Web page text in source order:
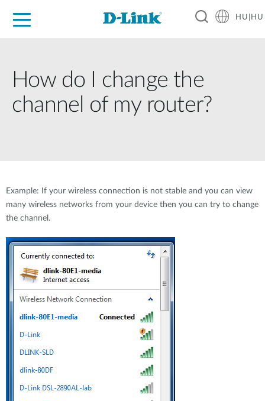
HU|HU
How do I change the
channel of my router?
Example: If your wireless connection is not stable and you can view
many wireless networks from your device then you can try to change
the channel.